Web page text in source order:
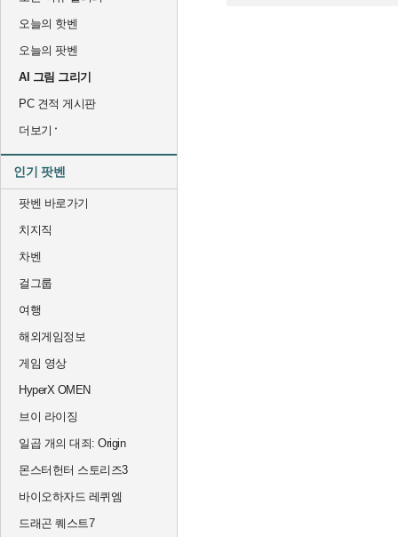
오늘의 핫벤
오늘의 팟벤
AI 그림 그리기
PC 견적 게시판
더보기
인기 팟벤
팟벤 바로가기
치지직
차벤
걸그룹
여행
해외게임정보
게임 영상
HyperX OMEN
브이 라이징
일곱 개의 대죄: Origin
몬스터헌터 스토리즈3
바이오하자드 레퀴엠
드래곤 퀘스트7